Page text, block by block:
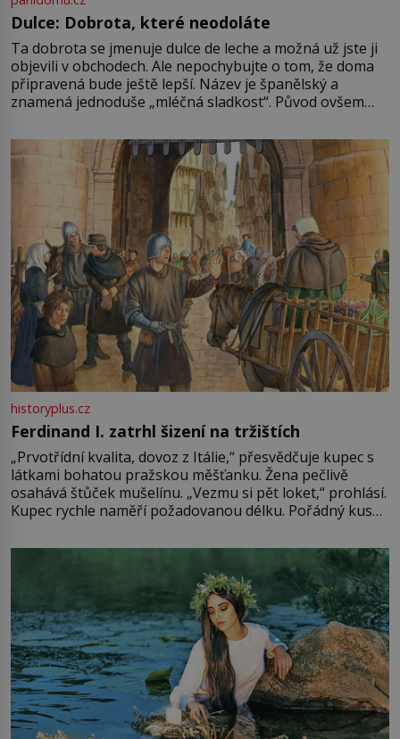
Dulce: Dobrota, které neodoláte
Ta dobrota se jmenuje dulce de leche a možná už jste ji
objevili v obchodech. Ale nepochybujte o tom, že doma
připravená bude ještě lepší. Název je španělský a
znamená jednoduše „mléčná sladkost“. Původ ovšem
pře hned několik latinskoamerických zemí a k tomu
Francie, kde se traduje,
historyplus.cz
Ferdinand I. zatrhl šizení na tržištích
„Prvotřídní kvalita, dovoz z Itálie,“ přesvědčuje kupec s
látkami bohatou pražskou měšťanku. Žena pečlivě
osahává štůček mušelínu. „Vezmu si pět loket,“ prohlásí.
Kupec rychle naměří požadovanou délku. Pořádný kus
milostpaní. Stačí jenom na sukni,“ zhodnotí švadlena
množství růžového mušelínu. „Ošidili vás, podívejte.“